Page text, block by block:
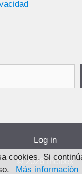
Log in
© 2026 Incibex
cookies. Si
Más información